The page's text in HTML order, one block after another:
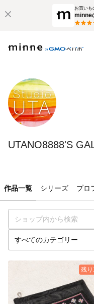
お買いも
minne
UTANO8888'S
作品一覧 シリーズ プロ
残り